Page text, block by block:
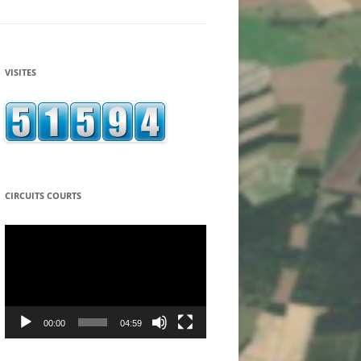
TEPPES A MANCEY
LE SEL – SYSTEME D’ECHANGE
L’EMBARQ – CAFÉ ASSOCIATIF DE
LION D’OR » A SIMANDRE
VISITES
CIRCUITS COURTS
Lecteur
00:00 04:59